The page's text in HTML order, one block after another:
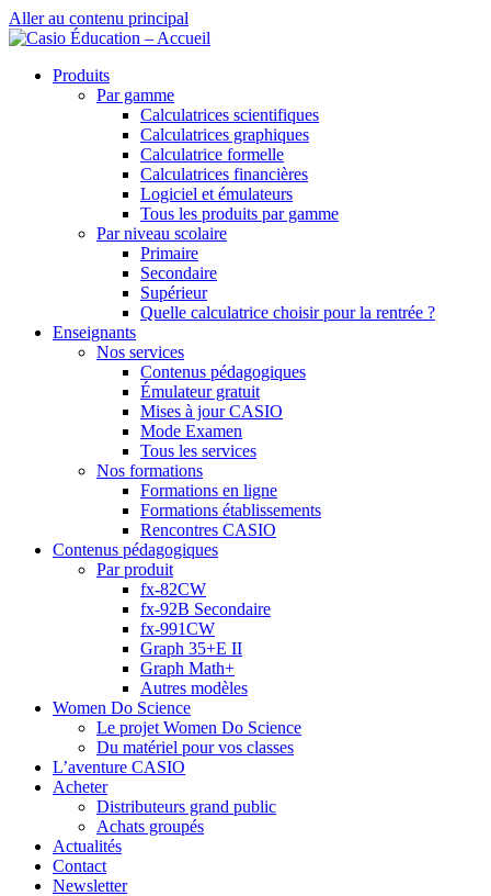
Aller au contenu principal
Produits
Par gamme
Calculatrices scientifiques
Calculatrices graphiques
Calculatrice formelle
Calculatrices financières
Logiciel et émulateurs
Tous les produits par gamme
Par niveau scolaire
Primaire
Secondaire
Supérieur
Quelle calculatrice choisir pour la rentrée ?
Enseignants
Nos services
Contenus pédagogiques
Émulateur gratuit
Mises à jour CASIO
Mode Examen
Tous les services
Nos formations
Formations en ligne
Formations établissements
Rencontres CASIO
Contenus pédagogiques
Par produit
fx-82CW
fx-92B Secondaire
fx-991CW
Graph 35+E II
Graph Math+
Autres modèles
Women Do Science
Le projet Women Do Science
Du matériel pour vos classes
L’aventure CASIO
Acheter
Distributeurs grand public
Achats groupés
Actualités
Contact
Newsletter